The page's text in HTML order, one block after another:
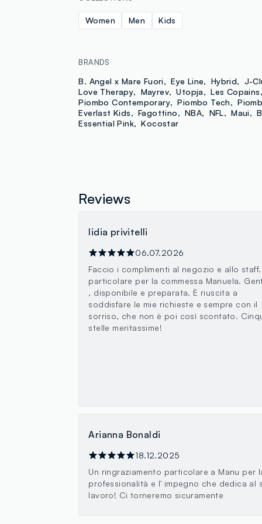
Women Men Kids
BRANDS
B. Angel x Mare Fuori Eye Line Hybrid J-
Love Therapy
Mayrev Utopja
Les Copains
Piombo Contemporary
Piombo Tech
Everlast Kids
Fagottino NBA NFL Maui
Essential Pink
Kocostar
Reviews
lidia privitelli
06.07.2026
Faccio i complimenti al negozio e allo staff.
particolare per la commessa Manuela.
, disponibile e preparata. È riuscita a
soddisfare le mie richieste e sempre con il
sorriso, che non è poi così scontato.
stelle meritassime!
Arianna Bonaldi
18.12.2025
Un ringraziamento particolare a Manu per
professionalità e l' impegno che dedica al
lavoro! Ci torneremo sicuramente